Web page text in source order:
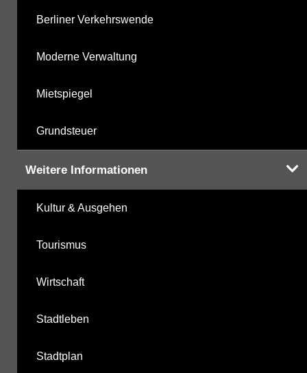
Berliner Verkehrswende
Moderne Verwaltung
Mietspiegel
Grundsteuer
Weitere Informationen
Kultur & Ausgehen
Tourismus
Wirtschaft
Stadtleben
Stadtplan